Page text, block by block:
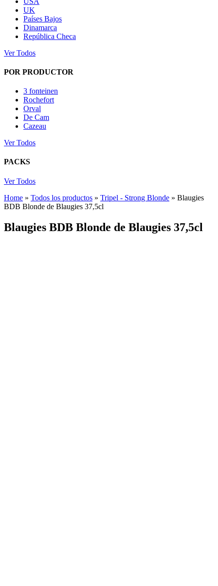
UK
Países Bajos
Dinamarca
República Checa
Ver Todos
POR PRODUCTOR
3 fonteinen
Rochefort
Orval
De Cam
Cazeau
Ver Todos
PACKS
Ver Todos
Home » Todos los productos » Tripel - Strong Blonde » Blaugies
BDB Blonde de Blaugies 37,5cl
Blaugies BDB Blonde de Blaugies 37,5cl